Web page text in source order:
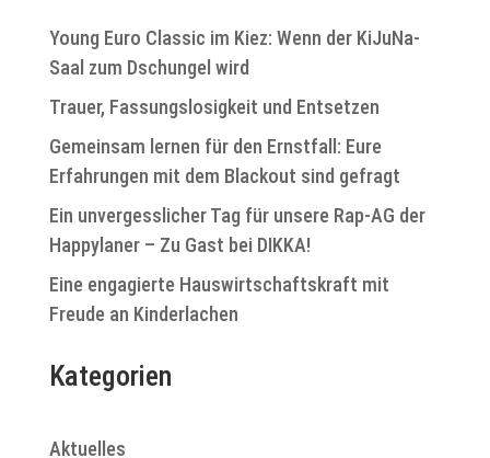
Young Euro Classic im Kiez: Wenn der KiJuNa-
Saal zum Dschungel wird
Trauer, Fassungslosigkeit und Entsetzen
Gemeinsam lernen für den Ernstfall: Eure
Erfahrungen mit dem Blackout sind gefragt
Ein unvergesslicher Tag für unsere Rap-AG der
Happylaner – Zu Gast bei DIKKA!
Eine engagierte Hauswirtschaftskraft mit
Freude an Kinderlachen
Kategorien
Aktuelles